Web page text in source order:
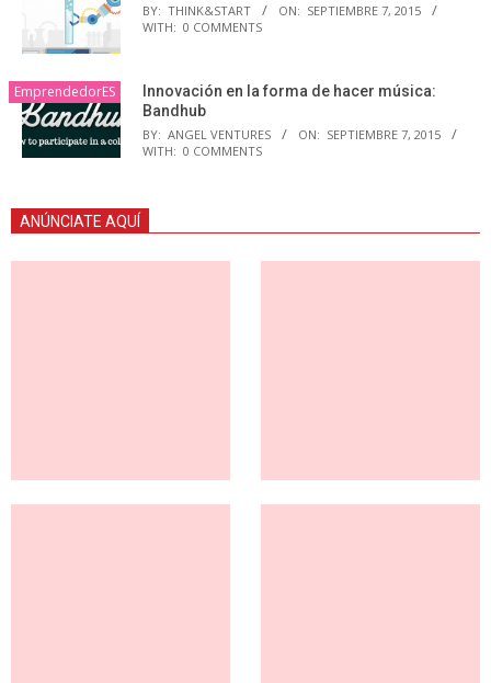
BY: THINK&START ON: SEPTIEMBRE 7, 2015
WITH: 0 COMMENTS
EmprendedorES
Innovación en la forma de hacer música:
Bandhub
BY: ANGEL VENTURES ON: SEPTIEMBRE 7, 2015
WITH: 0 COMMENTS
ANÚNCIATE AQUÍ